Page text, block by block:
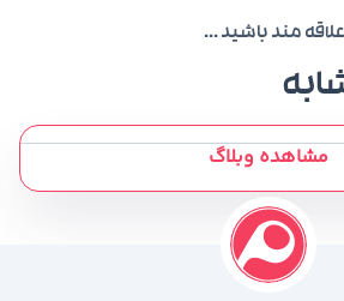
مند باشید ...
مشاهده وبلاگ